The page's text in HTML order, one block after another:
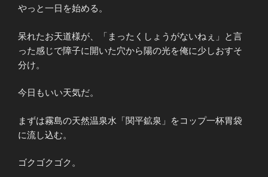
やっと一日を始める。
呆れたお天道様が、「まったくしょうがないねぇ」と言
った感じで障子に開いた穴から陽の光を俺に少しおすそ
分け。
今日もいい天気だ。
まずは霧島の天然温泉水「関平鉱泉」をコップ一杯胃袋
に流し込む。
ゴクゴクゴク。